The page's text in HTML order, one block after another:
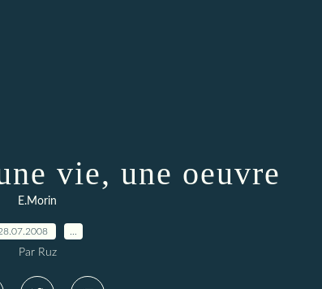
vie, une oeuvre
E.Morin
Par Ruz